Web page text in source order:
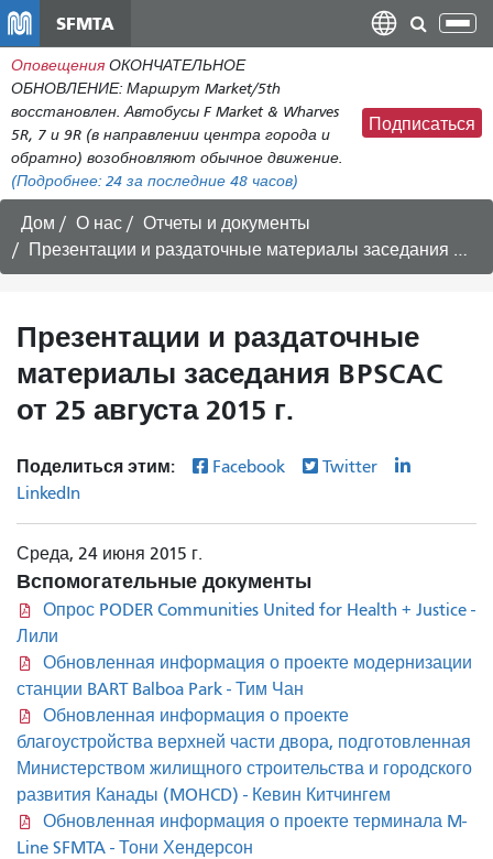
содержанию
SFMTA
Оповещения ОКОНЧАТЕЛЬНОЕ
ОБНОВЛЕНИЕ: Маршрут Market/5th
восстановлен. Автобусы F Market & Wharves
5R, 7 и 9R (в направлении центра города и
обратно) возобновляют обычное движение.
(Подробнее: 24 за последние 48 часов)
Подписаться
Дом О нас
Отчеты и документы
Презентации и раздаточные материалы заседания BPSCAC от 25 августа 2015 г.
Презентации и раздаточные
материалы заседания BPSCAC
от 25 августа 2015 г.
Поделиться этим: Facebook
Twitter
LinkedIn
Среда, 24 июня 2015 г.
Вспомогательные документы
Опрос PODER Communities United for Health + Justice -
Лили
Обновленная информация о проекте модернизации
станции BART Balboa Park - Тим Чан
Обновленная информация о проекте
благоустройства верхней части двора, подготовленная
Министерством жилищного строительства и городского
развития Канады (MOHCD) - Кевин Китчингем
Обновленная информация о проекте терминала M-
Line SFMTA - Тони Хендерсон